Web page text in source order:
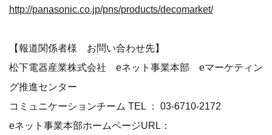
http://panasonic.co.jp/pns/products/decomarket/
【報道関係者様 お問い合わせ先】
松下電器産業株式会社 eネット事業本部 eマーケティン
グ推進センター
コミュニケーションチーム TEL ： 03-6710-2172
eネット事業本部ホームページURL：